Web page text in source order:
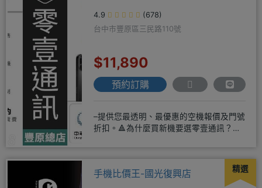
4.9
(678)
台中市豐原區三民路110號
$11,890
預約訂購
–提供您最透明、最優惠的空機報價及門號
折扣。🔺為什麼買新機要選零壹通訊？
精選
手機比價王-國光復興店